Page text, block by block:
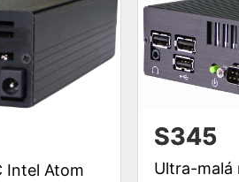
Intel Atom
S345
Ultra-malá